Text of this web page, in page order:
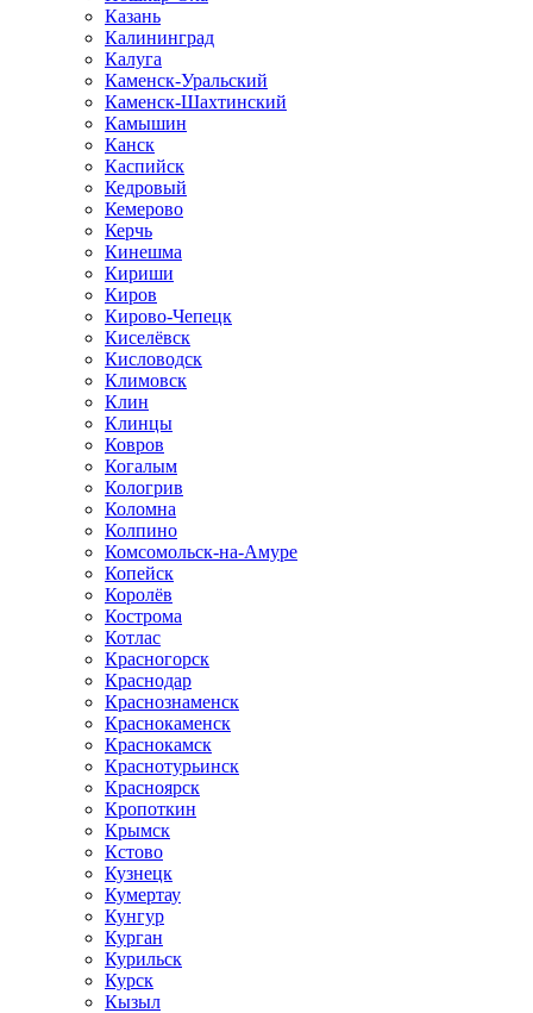
Казань
Калининград
Калуга
Каменск-Уральский
Каменск-Шахтинский
Камышин
Канск
Каспийск
Кедровый
Кемерово
Керчь
Кинешма
Кириши
Киров
Кирово-Чепецк
Киселёвск
Кисловодск
Климовск
Клин
Клинцы
Ковров
Когалым
Кологрив
Коломна
Колпино
Комсомольск-на-Амуре
Копейск
Королёв
Кострома
Котлас
Красногорск
Краснодар
Краснознаменск
Краснокаменск
Краснокамск
Краснотурьинск
Красноярск
Кропоткин
Крымск
Кстово
Кузнецк
Кумертау
Кунгур
Курган
Курильск
Курск
Кызыл